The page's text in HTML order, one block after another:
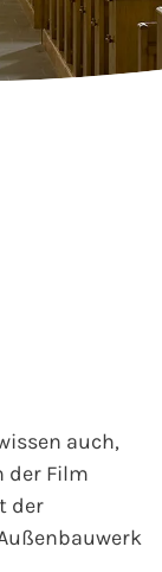
auch,
der Film
der